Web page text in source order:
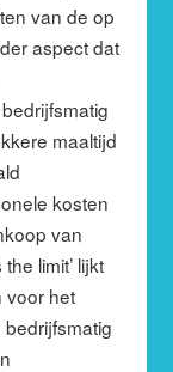
van de op
aspect dat
maaltijd
kosten
van
limit’ lijkt
voor het